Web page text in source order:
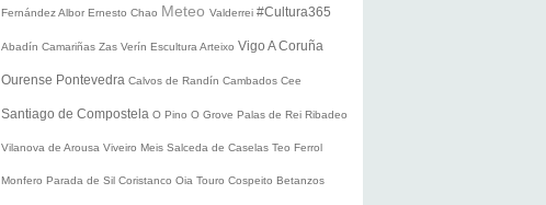
Fernández Albor Ernesto Chao Meteo Valderrei #Cultura365
Abadín Camariñas Zas Verín Escultura Arteixo Vigo A Coruña
Ourense Pontevedra Calvos de Randín Cambados Cee
Santiago de Compostela O Pino O Grove Palas de Rei Ribadeo
Vilanova de Arousa Viveiro Meis Salceda de Caselas Teo Ferrol
Monfero Parada de Sil Coristanco Oia Touro Cospeito Betanzos